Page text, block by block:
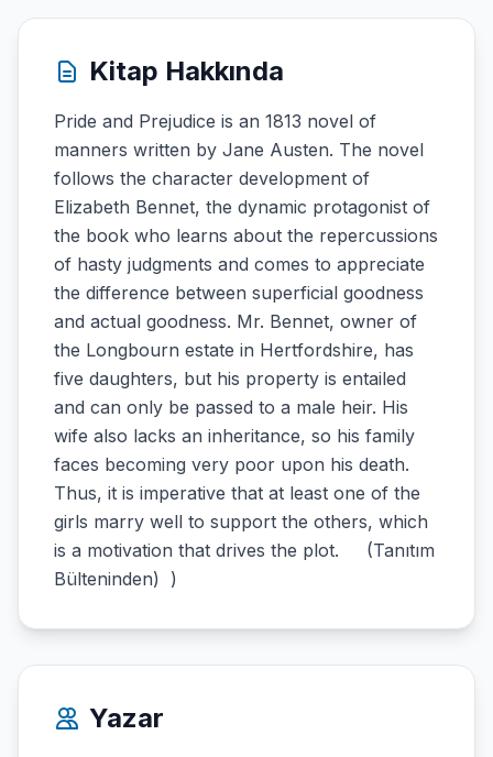
Kitap Hakkında
Pride and Prejudice is an 1813 novel of
manners written by Jane Austen. The novel
follows the character development of
Elizabeth Bennet, the dynamic protagonist of
the book who learns about the repercussions
of hasty judgments and comes to appreciate
the difference between superficial goodness
and actual goodness. Mr. Bennet, owner of
the Longbourn estate in Hertfordshire, has
five daughters, but his property is entailed
and can only be passed to a male heir. His
wife also lacks an inheritance, so his family
faces becoming very poor upon his death.
Thus, it is imperative that at least one of the
girls marry well to support the others, which
is a motivation that drives the plot. (Tanıtım
Bülteninden) )
Yazar